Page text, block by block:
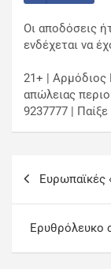
Οι αποδόσεις
ενδέχεται να
21+ | Αρμόδιος
απώλειας
9237777 |
Ευρωπαϊκές
Ερυθρόλευκο